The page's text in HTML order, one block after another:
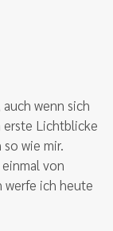
wenn sich
Lichtblicke
wie mir.
von
werfe ich heute